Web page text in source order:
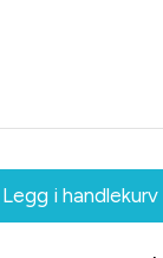
Legg i handlekurv